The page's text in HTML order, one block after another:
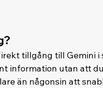
tillgång till Gemini
information utan att
än någonsin att